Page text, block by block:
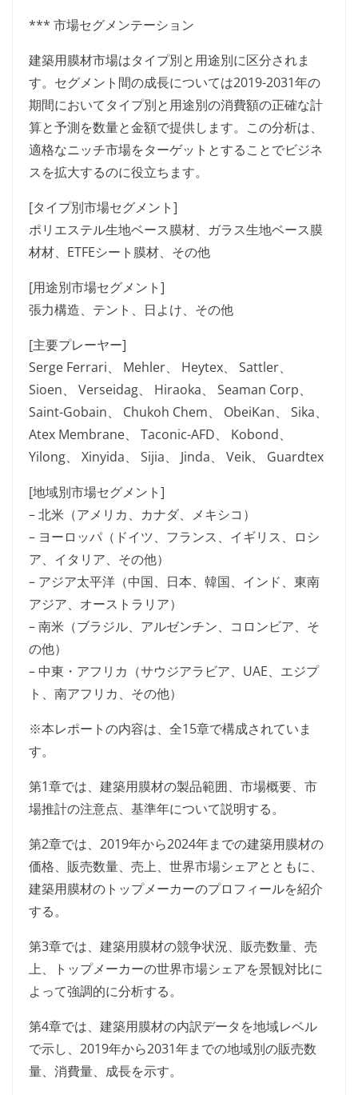
*** 市場セグメンテーション
建築用膜材市場はタイプ別と用途別に区分されま
す。セグメント間の成長については2019-2031年の
期間においてタイプ別と用途別の消費額の正確な計
算と予測を数量と金額で提供します。この分析は、
適格なニッチ市場をターゲットとすることでビジネ
スを拡大するのに役立ちます。
[タイプ別市場セグメント]
ポリエステル生地ベース膜材、ガラス生地ベース膜
材材、ETFEシート膜材、その他
[用途別市場セグメント]
張力構造、テント、日よけ、その他
[主要プレーヤー]
Serge Ferrari、 Mehler、 Heytex、 Sattler、
Sioen、 Verseidag、 Hiraoka、 Seaman Corp、
Saint-Gobain、 Chukoh Chem、 ObeiKan、 Sika、
Atex Membrane、 Taconic-AFD、 Kobond、
Yilong、 Xinyida、 Sijia、 Jinda、 Veik、 Guardtex
[地域別市場セグメント]
– 北米（アメリカ、カナダ、メキシコ）
– ヨーロッパ（ドイツ、フランス、イギリス、ロシ
ア、イタリア、その他）
– アジア太平洋（中国、日本、韓国、インド、東南
アジア、オーストラリア）
– 南米（ブラジル、アルゼンチン、コロンビア、そ
の他）
– 中東・アフリカ（サウジアラビア、UAE、エジプ
ト、南アフリカ、その他）
※本レポートの内容は、全15章で構成されていま
す。
第1章では、建築用膜材の製品範囲、市場概要、市
場推計の注意点、基準年について説明する。
第2章では、2019年から2024年までの建築用膜材の
価格、販売数量、売上、世界市場シェアとともに、
建築用膜材のトップメーカーのプロフィールを紹介
する。
第3章では、建築用膜材の競争状況、販売数量、売
上、トップメーカーの世界市場シェアを景観対比に
よって強調的に分析する。
第4章では、建築用膜材の内訳データを地域レベル
で示し、2019年から2031年までの地域別の販売数
量、消費量、成長を示す。